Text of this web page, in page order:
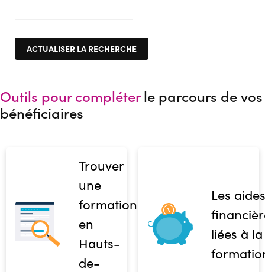
Outils pour compléterle parcours de vos
bénéficiaires
Trouver
une
formation
en
Hauts-
de-
Les aides
liées à la